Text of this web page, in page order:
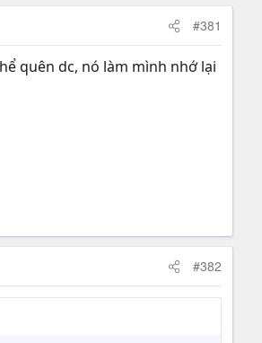
#381
quên dc, nó làm mình nhớ lại
#382